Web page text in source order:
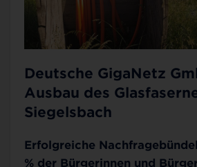
Deutsche GigaNetz
Ausbau des
Siegelsbach
Erfolgreiche
% der Bürgerinnen und